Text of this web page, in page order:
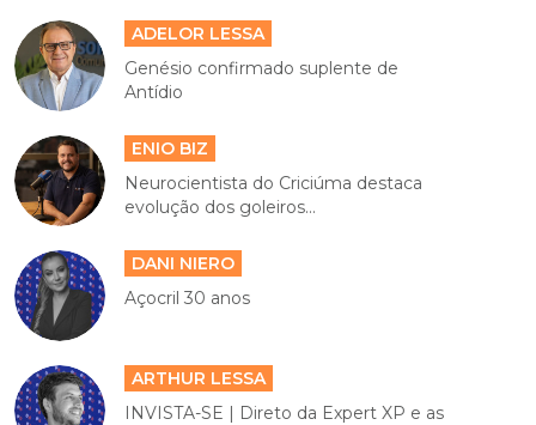
ADELOR LESSA
Genésio confirmado suplente de
Antídio
ENIO BIZ
Neurocientista do Criciúma destaca
evolução dos goleiros...
DANI NIERO
Açocril 30 anos
ARTHUR LESSA
INVISTA-SE | Direto da Expert XP e as